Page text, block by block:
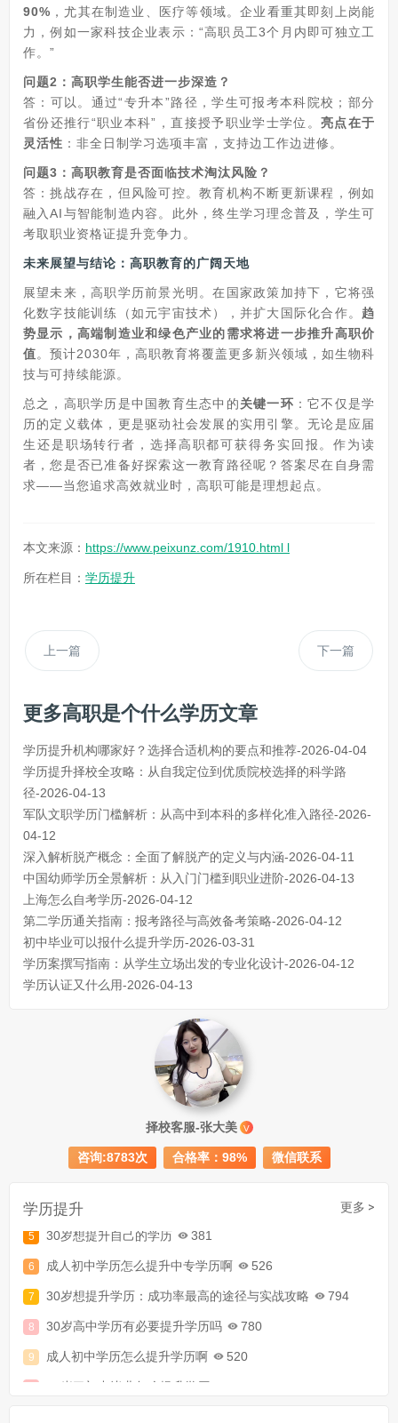
90% ，尤其在制造业、医疗等领域。企业看重其即刻上岗能
力，例如一家科技企业表示：“高职员工3个月内即可独立工
作。”
问题2：高职学生能否进一步深造？
答：可以。通过“专升本”路径，学生可报考本科院校；部分
省份还推行“职业本科”，直接授予职业学士学位。 亮点在于
灵活性 ：非全日制学习选项丰富，支持边工作边进修。
问题3：高职教育是否面临技术淘汰风险？
答：挑战存在，但风险可控。教育机构不断更新课程，例如
融入AI与智能制造内容。此外，终生学习理念普及，学生可
考取职业资格证提升竞争力。
未来展望与结论：高职教育的广阔天地
展望未来，高职学历前景光明。在国家政策加持下，它将强
化数字技能训练（如元宇宙技术），并扩大国际化合作。 趋
势显示，高端制造业和绿色产业的需求将进一步推升高职价
值。预计2030年，高职教育将覆盖更多新兴领域，如生物科
技与可持续能源。
总之，高职学历是中国教育生态中的关键一环 ：它不仅是学
历的定义载体，更是驱动社会发展的实用引擎。无论是应届
生还是职场转行者，选择高职都可获得务实回报。作为读
者，您是否已准备好探索这一教育路径呢？答案尽在自身需
求——当您追求高效就业时，高职可能是理想起点。
本文来源： https://www.peixunz.com/1910.html l
所在栏目： 学历提升
上一篇 下一篇
更多高职是个什么学历文章
学历提升机构哪家好？选择合适机构的要点和推荐-2026-04-04
学历提升择校全攻略：从自我定位到优质院校选择的科学路
径-2026-04-13
军队文职学历门槛解析：从高中到本科的多样化准入路径-2026-
04-12
深入解析脱产概念：全面了解脱产的定义与内涵-2026-04-11
中国幼师学历全景解析：从入门门槛到职业进阶-2026-04-13
上海怎么自考学历-2026-04-12
第二学历通关指南：报考路径与高效备考策略-2026-04-12
初中毕业可以报什么提升学历-2026-03-31
学历案撰写指南：从学生立场出发的专业化设计-2026-04-12
学历认证又什么用-2026-04-13
择校客服-张大美 V
咨询:8783次 合格率：98% 微信联系
学历提升 更多 >
成人初中文凭怎么提升学历 740
成人大专学历提升多少钱 367
30岁怎么提升学历 218
30岁想提升自己的学历